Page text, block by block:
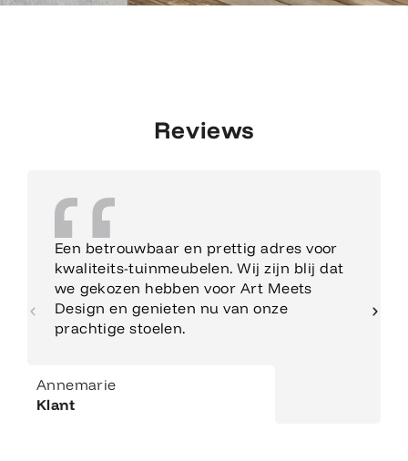
Reviews
Een betrouwbaar en prettig adres voor
kwaliteits-tuinmeubelen. Wij zijn blij dat
we gekozen hebben voor Art Meets
Design en genieten nu van onze
prachtige stoelen.
Annemarie
Klant